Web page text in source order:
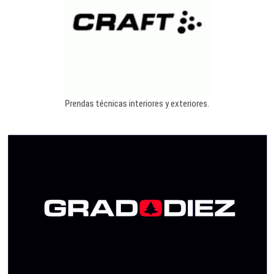
Prendas técnicas interiores y exteriores.